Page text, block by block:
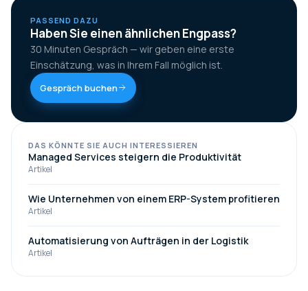
PASSEND DAZU
Haben Sie einen ähnlichen Engpass?
30 Minuten Gespräch — wir geben eine erste
Einschätzung, was in Ihrem Fall möglich ist.
Gespräch buchen
DAS KÖNNTE SIE AUCH INTERESSIEREN
Managed Services steigern die Produktivität
Artikel
Wie Unternehmen von einem ERP-System profitieren
Artikel
Automatisierung von Aufträgen in der Logistik
Artikel